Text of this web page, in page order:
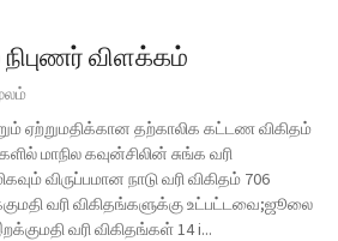
விளக்கம்
ஏற்றுமதிக்கான தற்காலிக கட்டண விகிதம்
மாநில கவுன்சிலின் சுங்க வரி
விருப்பமான நாடு வரி விகிதம் 706
வரி விகிதங்களுக்கு உட்பட்டவை;ஜூலை
வரி விகிதங்கள் 14 i...